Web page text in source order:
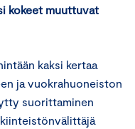
kokeet muuttuvat
kaksi kertaa
ja vuokrahuoneiston
suorittaminen